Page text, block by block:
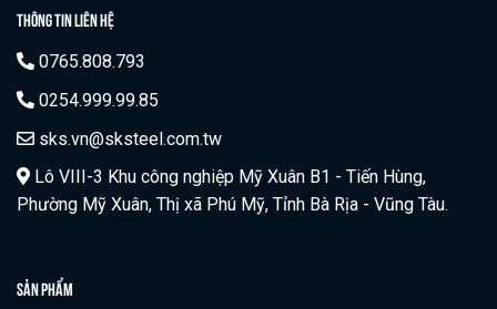
THÔNG TIN LIÊN HỆ
0765.808.793
0254.999.99.85
sks.vn@sksteel.com.tw
Lô VIII-3 Khu công nghiệp Mỹ Xuân B1 - Tiến Hùng,
Phường Mỹ Xuân, Thị xã Phú Mỹ, Tỉnh Bà Rịa - Vũng Tàu.
SẢN PHẨM